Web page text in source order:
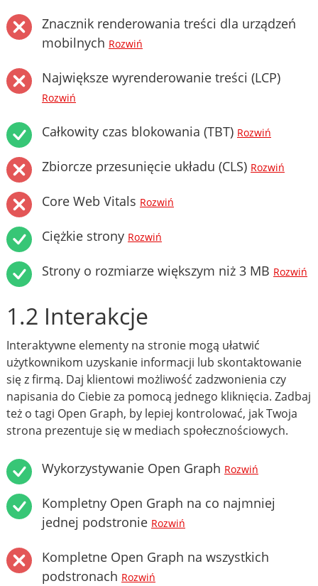
Znacznik renderowania treści dla urządzeń
mobilnych Rozwiń
Największe wyrenderowanie treści (LCP)
Rozwiń
Całkowity czas blokowania (TBT) Rozwiń
Zbiorcze przesunięcie układu (CLS) Rozwiń
Core Web Vitals Rozwiń
Ciężkie strony Rozwiń
Strony o rozmiarze większym niż 3 MB Rozwiń
1.2 Interakcje
Interaktywne elementy na stronie mogą ułatwić
użytkownikom uzyskanie informacji lub skontaktowanie
się z firmą. Daj klientowi możliwość zadzwonienia czy
napisania do Ciebie za pomocą jednego kliknięcia. Zadbaj
też o tagi Open Graph, by lepiej kontrolować, jak Twoja
strona prezentuje się w mediach społecznościowych.
Wykorzystywanie Open Graph Rozwiń
Kompletny Open Graph na co najmniej
jednej podstronie Rozwiń
Kompletne Open Graph na wszystkich
podstronach Rozwiń